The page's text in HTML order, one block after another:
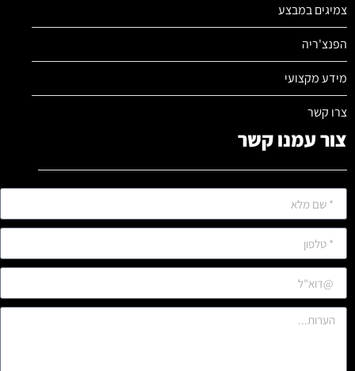
צמיגים במבצע
הפנצ'ריה
מידע מקצועי
צרו קשר
צור עמנו קשר